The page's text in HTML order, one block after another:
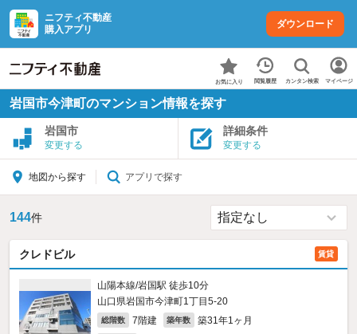
ニフティ不動産
購入アプリ
ダウンロード
お気に入り 閲覧履歴 カンタン検索 マイページ
岩国市今津町のマンション情報を探す
岩国市
変更する
詳細条件
変更する
地図から探す アプリで探す
144件
クレドビル 賃貸
山陽本線/岩国駅 徒歩10分
山口県岩国市今津町1丁目5-20
総階数 7階建 築年数 築31年1ヶ月